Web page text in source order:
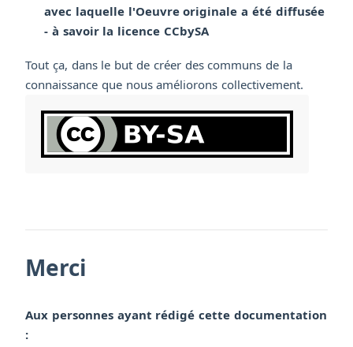
avec laquelle l'Oeuvre originale a été diffusée
- à savoir la licence CCbySA
Tout ça, dans le but de créer des communs de la
connaissance que nous améliorons collectivement.
Merci
Aux personnes ayant rédigé cette documentation
: